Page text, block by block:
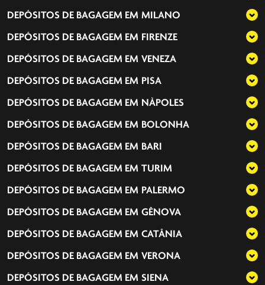
DEPÓSITOS DE BAGAGEM EM MILANO
DEPÓSITOS DE BAGAGEM EM FIRENZE
DEPÓSITOS DE BAGAGEM EM VENEZA
DEPÓSITOS DE BAGAGEM EM PISA
DEPÓSITOS DE BAGAGEM EM NÀPOLES
DEPÓSITOS DE BAGAGEM EM BOLONHA
DEPÓSITOS DE BAGAGEM EM BARI
DEPÓSITOS DE BAGAGEM EM TURIM
DEPÓSITOS DE BAGAGEM EM PALERMO
DEPÓSITOS DE BAGAGEM EM GÊNOVA
DEPÓSITOS DE BAGAGEM EM CATÂNIA
DEPÓSITOS DE BAGAGEM EM VERONA
DEPÓSITOS DE BAGAGEM EM SIENA